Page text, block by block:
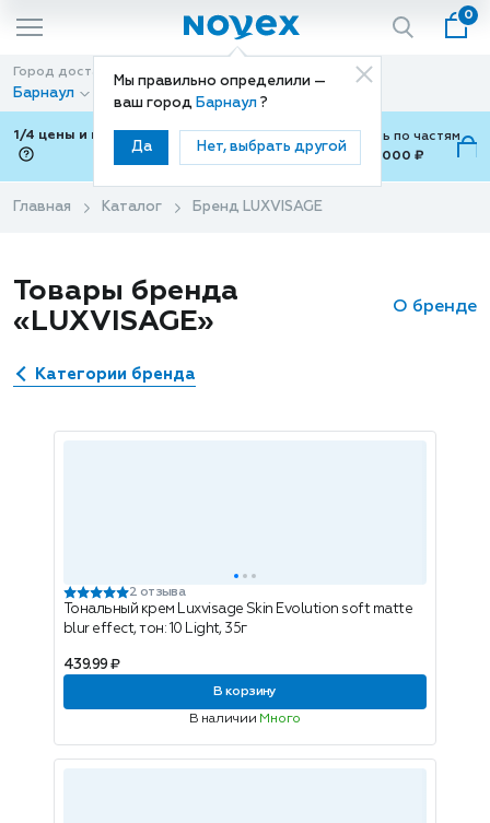
Мы правильно определили —
ваш город Барнаул ?
Да Нет, выбрать другой
0
Город доставки
Барнаул
Способ доставки
Доставка
1/4 цены и покупки ваши с Подели
Можно оплатить по частям
от 700 ₽ до 15,000 ₽
Главная Каталог Бренд LUXVISAGE
Товары бренда
«LUXVISAGE»
О бренде
Категории бренда
2 отзыва
Тональный крем Luxvisage Skin Evolution soft matte
blur effect, тон: 10 Light, 35г
439.99 ₽
В корзину
В наличии Много